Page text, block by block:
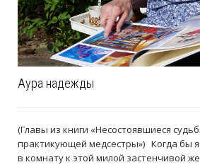
Аура надежды
(Главы из книги «Несостоявшиеся
практикующей медсестры») Когда бы
в комнату к этой милой застенчивой